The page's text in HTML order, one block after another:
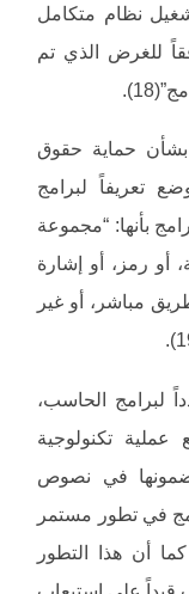
نظام متكامل
للغرض الذي تم
القانون البحريني لسنة 1993م بشأن حماية حقوق
تعريفاً لبرامج
البرامج بأنها: “مجموعة
أو رمز، أو إشارة
مباشر، أو غير
لبرامج الحاسب،
تكنولوجية
في نصوص
في تطور مستمر
أن هذا التطور